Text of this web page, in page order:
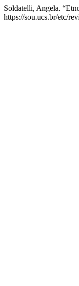
Soldatelli, Angela.
https://sou.ucs.br/etc/